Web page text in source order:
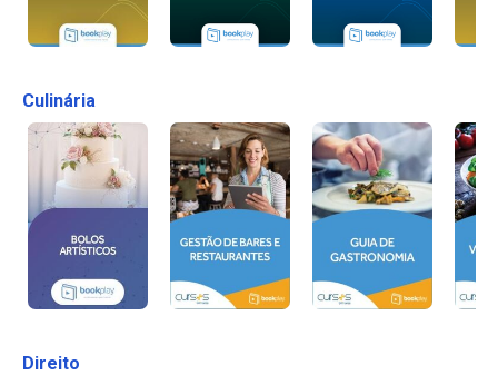
Culinária
Direito